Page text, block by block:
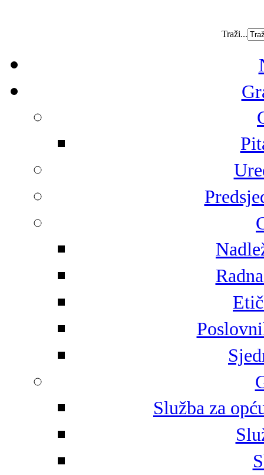
Traži...
Služba za